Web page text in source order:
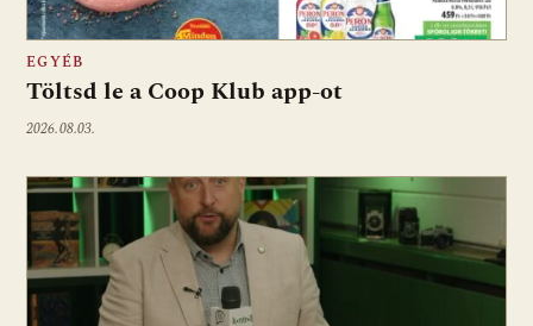
EGYÉB
Töltsd le a Coop Klub app-ot
2026.08.03.